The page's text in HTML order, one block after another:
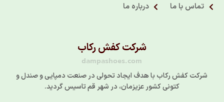
تماس با ما
درباره ما
شرکت کفش رکاب
dampashoes.com
شرکت کفش رکاب با هدف ایجاد تحولی در صنعت دمپایی و صندل و
کتونی کشور عزیزمان، در شهر قم تاسیس گردید.